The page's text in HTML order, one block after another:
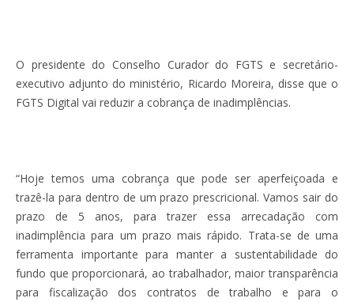
O presidente do Conselho Curador do FGTS e secretário-
executivo adjunto do ministério, Ricardo Moreira, disse que o
FGTS Digital vai reduzir a cobrança de inadimplências.
“Hoje temos uma cobrança que pode ser aperfeiçoada e
trazê-la para dentro de um prazo prescricional. Vamos sair do
prazo de 5 anos, para trazer essa arrecadação com
inadimplência para um prazo mais rápido. Trata-se de uma
ferramenta importante para manter a sustentabilidade do
fundo que proporcionará, ao trabalhador, maior transparência
para fiscalização dos contratos de trabalho e para o